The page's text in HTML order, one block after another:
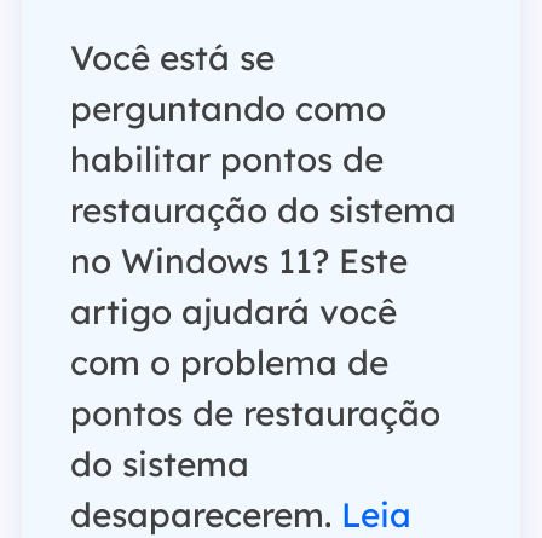
Você está se
perguntando como
habilitar pontos de
restauração do sistema
no Windows 11? Este
artigo ajudará você
com o problema de
pontos de restauração
do sistema
desaparecerem. Leia